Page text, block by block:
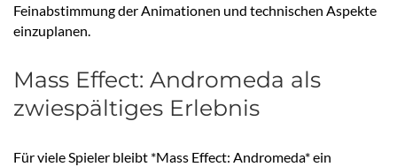
Feinabstimmung der Animationen und technischen Aspekte
einzuplanen.
Mass Effect: Andromeda als
zwiespältiges Erlebnis
Für viele Spieler bleibt *Mass Effect: Andromeda* ein